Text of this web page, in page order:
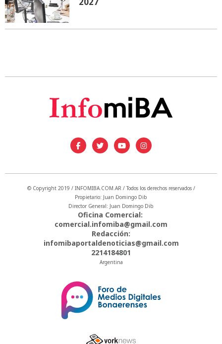
© Copyright 2019 / INFOMIBA.COM.AR / Todos los derechos reservados /
Propietario: Juan Domingo Dib
Director General: Juan Domingo Dib
Oficina Comercial:
comercial.infomiba@gmail.com
Redacción:
infomibaportaldenoticias@gmail.com
2214184801
Argentina